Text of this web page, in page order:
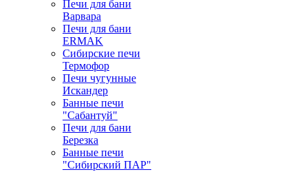
Печи для бани
Варвара
Печи для бани
ERMAK
Сибирские печи
Термофор
Печи чугунные
Искандер
Банные печи
"Сабантуй"
Печи для бани
Березка
Банные печи
"Сибирский ПАР"